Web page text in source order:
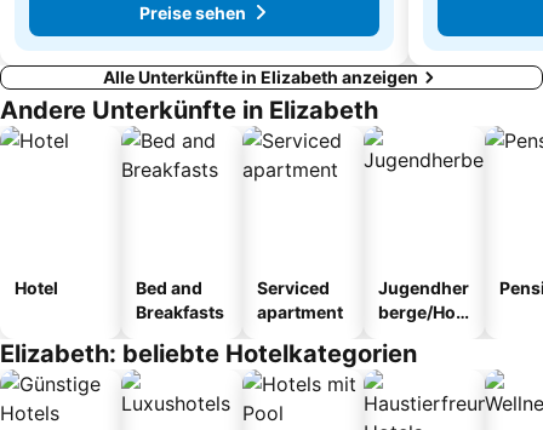
Preise sehen
Alle Unterkünfte in Elizabeth anzeigen
Andere Unterkünfte in Elizabeth
Hotel
Bed and
Breakfasts
Serviced
apartment
Jugendher
berge/Hos
Elizabeth: beliebte Hotelkategorien